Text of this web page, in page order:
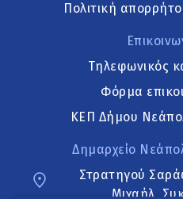
Πολιτική
Τηλεφωνικός
Φόρμα
ΚΕΠ Δήμου
Δημαρχείο
Στρατηγού
Μιχαήλ,